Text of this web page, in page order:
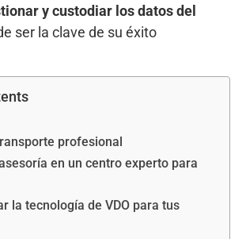
y custodiar los datos del
ser la clave de su éxito
profesional
en un centro experto para
la tecnología de VDO para tus